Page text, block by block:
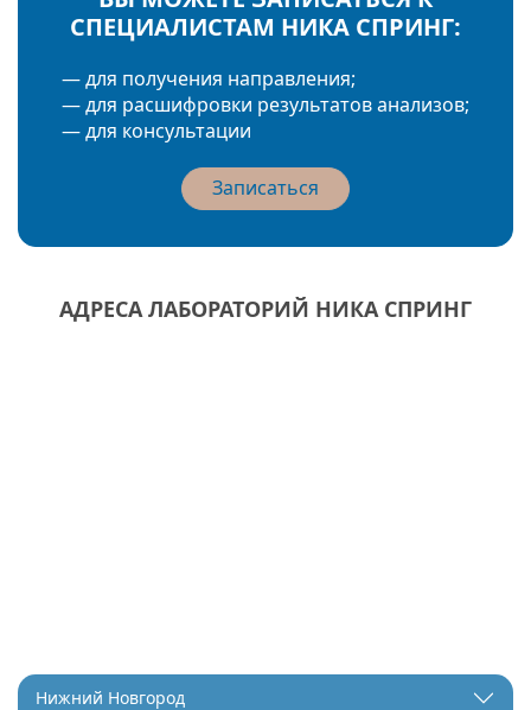
СПЕЦИАЛИСТАМ НИКА СПРИНГ:
— для получения направления;
— для расшифровки результатов анализов;
— для консультации
Записаться
АДРЕСА ЛАБОРАТОРИЙ НИКА СПРИНГ
Нижний Новгород